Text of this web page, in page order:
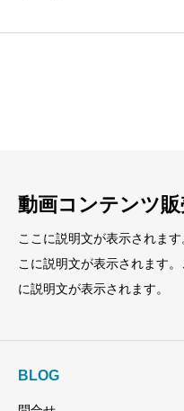
動画コンテンツ
ここに説明文が表示されま
こに説明文が表示されます
に説明文が表示されます。
BLOG